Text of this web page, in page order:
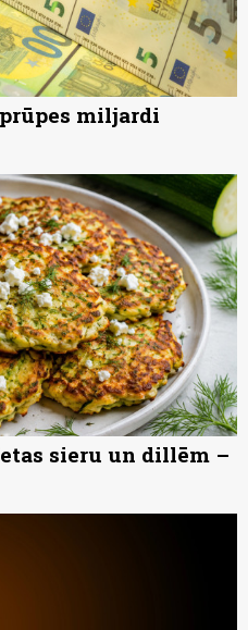
miljardi
sieru un dillēm –